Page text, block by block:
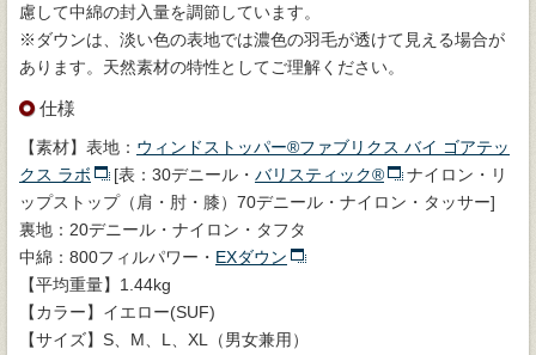
慮して中綿の封入量を調節しています。
※ダウンは、淡い色の表地では濃色の羽毛が透けて見える場合が
あります。天然素材の特性としてご理解ください。
仕様
【素材】表地： ウィンドストッパー®ファブリクス バイ ゴアテッ
クス ラボ
[表：30デニール・ バリスティック®
ナイロン・リ
ップストップ（肩・肘・膝）70デニール・ナイロン・タッサー]
裏地：20デニール・ナイロン・タフタ
中綿：800フィルパワー・ EXダウン
【平均重量】1.44kg
【カラー】イエロー(SUF)
【サイズ】S、M、L、XL（男女兼用）